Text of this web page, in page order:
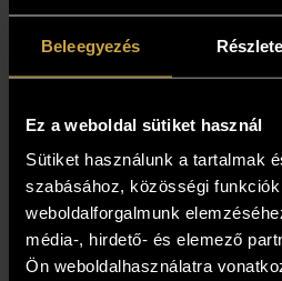
Beleegyezés
Ez a weboldal sütiket használ
Sütiket használunk a tartalmak
szabásához, közösségi
weboldalforgalmunk
média-, hirdető- és elemező
Ön weboldalhasználatra
Szász Endre
Ókori
Kosárba